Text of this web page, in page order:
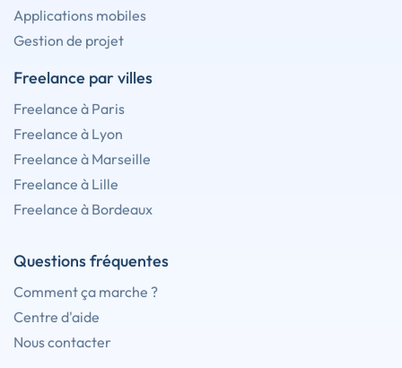
Applications mobiles
Gestion de projet
Freelance par villes
Freelance à Paris
Freelance à Lyon
Freelance à Marseille
Freelance à Lille
Freelance à Bordeaux
Questions fréquentes
Comment ça marche ?
Centre d'aide
Nous contacter